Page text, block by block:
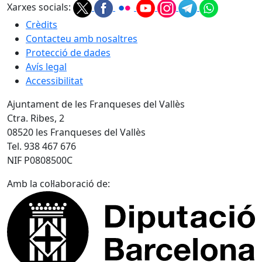
Xarxes socials:
Crèdits
Contacteu amb nosaltres
Protecció de dades
Avís legal
Accessibilitat
Ajuntament de les Franqueses del Vallès
Ctra. Ribes, 2
08520 les Franqueses del Vallès
Tel. 938 467 676
NIF P0808500C
Amb la col·laboració de: